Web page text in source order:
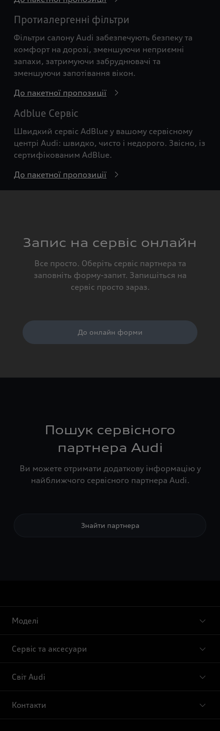
Протиалергенні фільтри
Фільтри салону Audi забезпечують безпеку та
комфорт на дорозі, зменшуючи неприємні
запахи, затримуючи забруднювачі та
зменшуючи запотівання вікон.
До пакетної пропозиції
Adblue Сервіс
Швидкий сервіс AdBlue у вашому сервісному
центрі Audi: швидко, чисто і недорого. Звісно, із
сертифікованим AdBlue.
До пакетної пропозиції
Запис на сервіс онлайн
Все просто. Оберіть сервіс партнера та
заповніть форму-запит. Запишіться на
сервіс просто зараз.
До онлайн форми
Пошук сервісного
партнера Audi
Ви можете отримати додаткову інформацію у
найближчого сервісного партнера Audi.
Знайти партнера
Моделі
Сервіс та аксесуари
Світ Audi
Контакти